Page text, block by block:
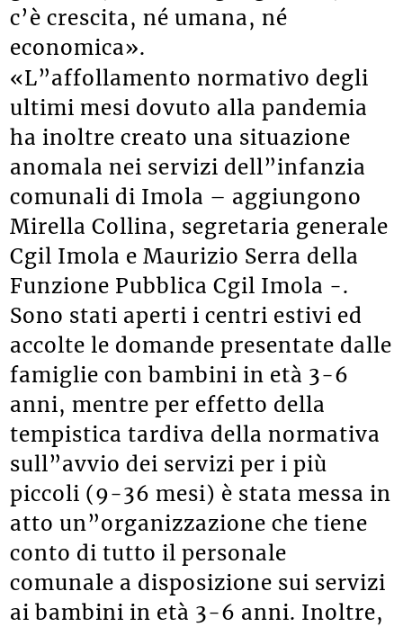
c’è crescita, né umana, né
economica».
«L”affollamento normativo degli
ultimi mesi dovuto alla pandemia
ha inoltre creato una situazione
anomala nei servizi dell”infanzia
comunali di Imola – aggiungono
Mirella Collina, segretaria generale
Cgil Imola e Maurizio Serra della
Funzione Pubblica Cgil Imola -.
Sono stati aperti i centri estivi ed
accolte le domande presentate dalle
famiglie con bambini in età 3-6
anni, mentre per effetto della
tempistica tardiva della normativa
sull”avvio dei servizi per i più
piccoli (9-36 mesi) è stata messa in
atto un”organizzazione che tiene
conto di tutto il personale
comunale a disposizione sui servizi
ai bambini in età 3-6 anni. Inoltre,